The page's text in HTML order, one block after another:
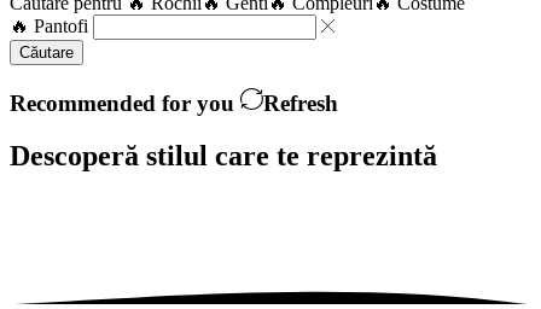
🔥 Pantofi
Căutare
Recommended for you Refresh
Descoperă stilul care te reprezintă